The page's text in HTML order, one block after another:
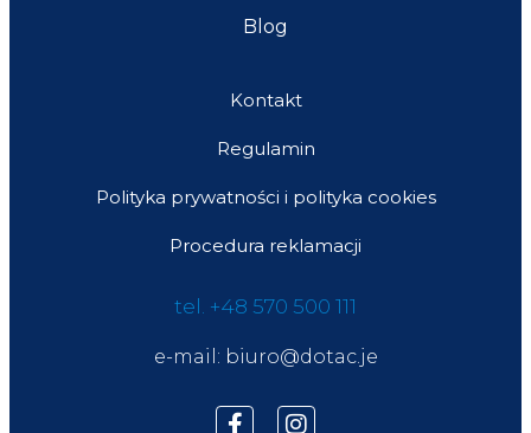
Blog
Kontakt
Regulamin
Polityka prywatności i polityka cookies
Procedura reklamacji
tel. +48 570 500 111
e-mail: biuro@dotac.je